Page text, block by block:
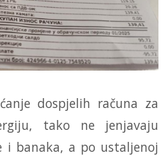
dospjelih računa za
tako ne jenjavaju
i banaka, a po ustaljenoj